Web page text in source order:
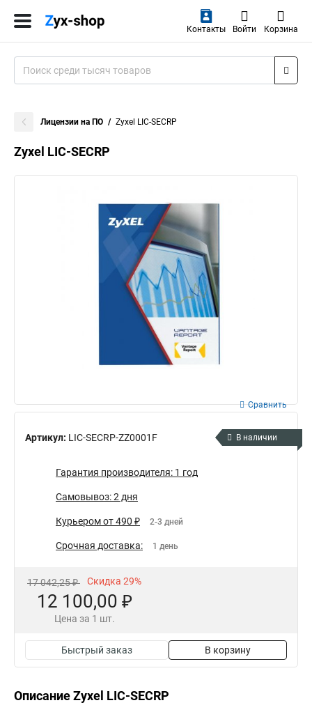
Контакты Войти Корзина
Лицензии на ПО Zyxel LIC-SECRP
Zyxel LIC-SECRP
Артикул: LIC-SECRP-ZZ0001F
Сравнить
В наличии
Гарантия производителя: 1 год
Самовывоз: 2 дня
Курьером от 490 ₽ 2-3 дней
Срочная доставка: 1 день
17 042,25 ₽ Скидка 29%
12 100,00 ₽
Цена за 1 шт.
Быстрый заказ В корзину
Описание Zyxel LIC-SECRP